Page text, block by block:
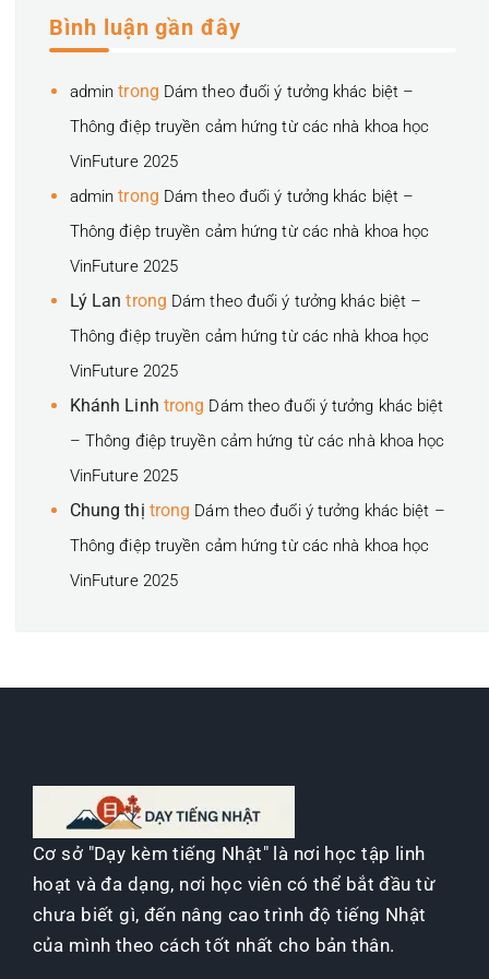
Bình luận gần đây
admin trong Dám theo đuổi ý tưởng khác biệt –
Thông điệp truyền cảm hứng từ các nhà khoa học
VinFuture 2025
admin trong Dám theo đuổi ý tưởng khác biệt –
Thông điệp truyền cảm hứng từ các nhà khoa học
VinFuture 2025
Lý Lan trong Dám theo đuổi ý tưởng khác biệt –
Thông điệp truyền cảm hứng từ các nhà khoa học
VinFuture 2025
Khánh Linh trong Dám theo đuổi ý tưởng khác biệt
– Thông điệp truyền cảm hứng từ các nhà khoa học
VinFuture 2025
Chung thị trong Dám theo đuổi ý tưởng khác biệt –
Thông điệp truyền cảm hứng từ các nhà khoa học
VinFuture 2025
Cơ sở "Dạy kèm tiếng Nhật" là nơi học tập linh
hoạt và đa dạng, nơi học viên có thể bắt đầu từ
chưa biết gì, đến nâng cao trình độ tiếng Nhật
của mình theo cách tốt nhất cho bản thân.